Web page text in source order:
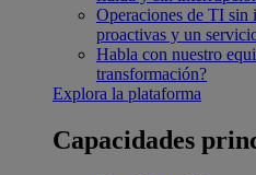
Operaciones de TI sin
proactivas y un
Habla con nuestro
transformación?
Explora la plataforma
Capacidades